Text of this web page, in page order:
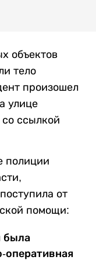
объектов
тело
произошел
улице
со ссылкой
полиции
от
помощи:
была
оперативная